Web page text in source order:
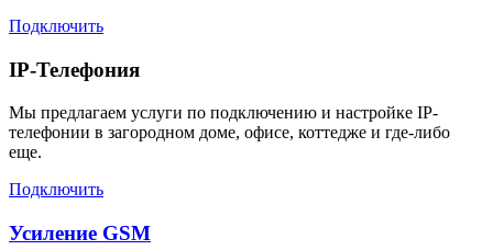
Подключить
IP-Телефония
Мы предлагаем услуги по подключению и настройке IP-
телефонии в загородном доме, офисе, коттедже и где-либо
еще.
Подключить
Усиление GSM